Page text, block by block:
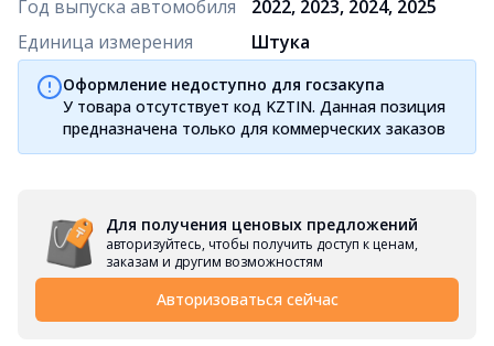
Год выпуска автомобиля
2022, 2023, 2024, 2025
Единица измерения
Штука
Оформление недоступно для госзакупа
У товара отсутствует код KZTIN. Данная позиция
предназначена только для коммерческих заказов
Для получения ценовых предложений
авторизуйтесь, чтобы получить доступ к ценам,
заказам и другим возможностям
Авторизоваться сейчас